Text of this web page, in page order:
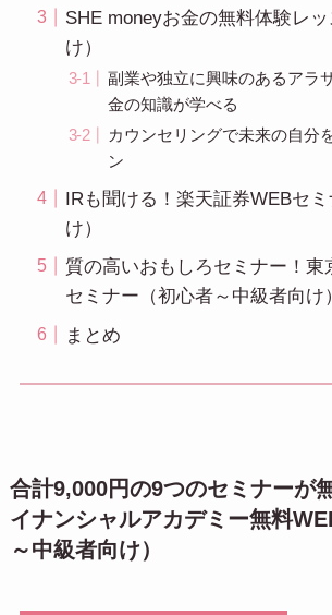
SHE moneyお金の無料体験レ
け）
副業や独立に興味のあるアラ
金の知識が学べる
カウンセリングで未来の自分
ン
IRも聞ける！楽天証券WEBセ
け）
質の高いおもしろセミナー！東
セミナー（初心者～中級者向け）
まとめ
合計9,000円の9つのセミナーが
イナンシャルアカデミー無料
～中級者向け）